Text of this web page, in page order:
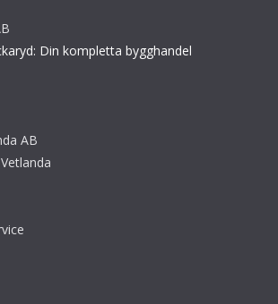
Din kompletta bygghandel
AB